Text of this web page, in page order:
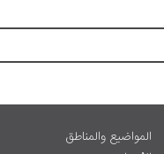
المواضيع والمناطق